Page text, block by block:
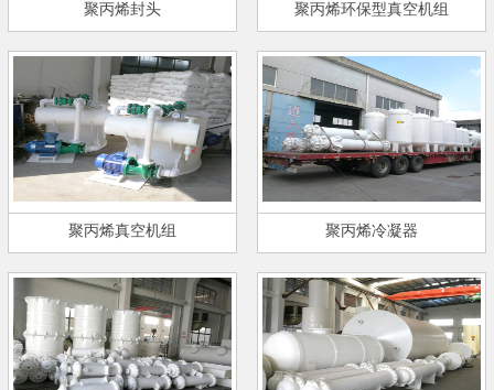
聚丙烯封头 聚丙烯环保型真空机组
聚丙烯真空机组 聚丙烯冷凝器